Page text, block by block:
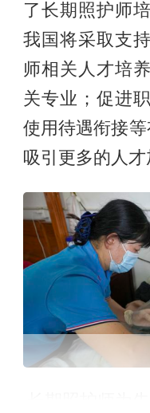
了长期照护师
我国将采取支
师相关人才培
关专业；促进
使用待遇衔接等
吸引更多的人才